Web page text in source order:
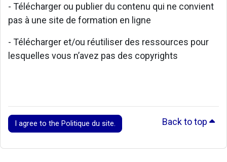
- Télécharger ou publier du contenu qui ne convient
pas à une site de formation en ligne
- Télécharger et/ou réutiliser des ressources pour
lesquelles vous n’avez pas des copyrights
I agree to the Politique du site. Back to top